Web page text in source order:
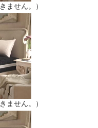
ません。）
ません。）